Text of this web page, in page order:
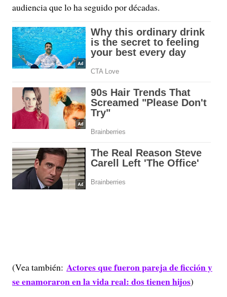
audiencia que lo ha seguido por décadas.
(Vea también: Actores que fueron pareja de ficción y
se enamoraron en la vida real: dos tienen hijos)